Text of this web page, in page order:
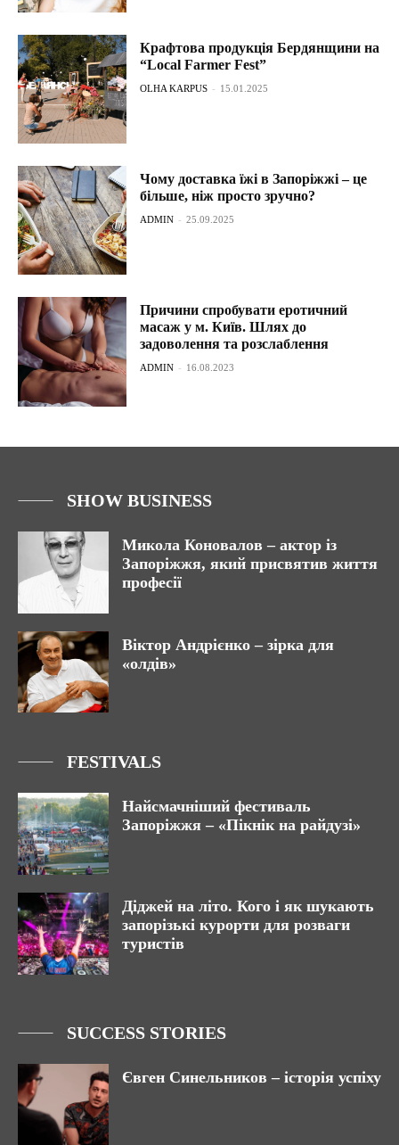
Крафтова продукція Бердянщини на
“Local Farmer Fest”
OLHA KARPUS - 15.01.2025
Чому доставка їжі в Запоріжжі – це
більше, ніж просто зручно?
ADMIN - 25.09.2025
Причини спробувати еротичний
масаж у м. Київ. Шлях до
задоволення та розслаблення
ADMIN - 16.08.2023
SHOW BUSINESS
Микола Коновалов – актор із
Запоріжжя, який присвятив життя
професії
Віктор Андрієнко – зірка для
«олдів»
FESTIVALS
Найсмачніший фестиваль
Запоріжжя – «Пікнік на райдузі»
Діджей на літо. Кого і як шукають
запорізькі курорти для розваги
туристів
SUCCESS STORIES
Євген Синельников – історія успіху